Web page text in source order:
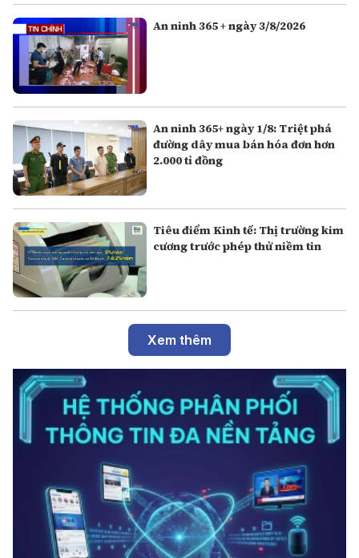
An ninh 365 + ngày 3/8/2026
An ninh 365+ ngày 1/8: Triệt phá
đường dây mua bán hóa đơn hơn
2.000 tỉ đồng
Tiêu điểm Kinh tế: Thị trường kim
cương trước phép thử niềm tin
Xem thêm